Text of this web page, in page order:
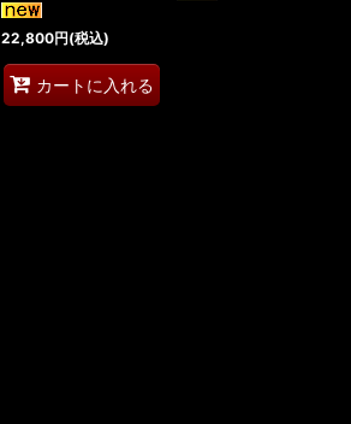
22,800円(税込)
カートに入れる